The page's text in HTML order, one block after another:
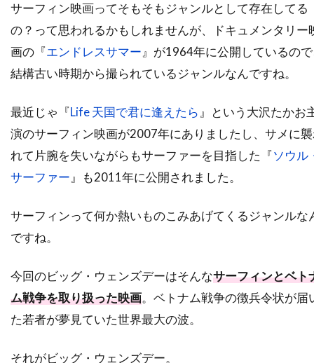
スヴェン・ニクヴィスト
スーザン・カートソニス
スーザン・サランドン
スーザン・ミスナー
スーザン・モントフォード
スージー・カーツ
スー・アームストロング
ズハイル・ハダド
ズラッコ・ブリッチ
ズーイー・デシャネル
セシリー・キャロル
セス・アーネット
セス・ローゲン
セルマ・スクーンメイカー
セントロポリス・エンターテインメント
ソウル・ゼインツ
ソニー・ピクチャーズ
サーフィン映画ってそもそもジャンルとして存在してる
の？って思われるかもしれませんが、ドキュメンタリー
画の『エンドレスサマー 』が1964年に公開しているの
結構古い時期から撮られているジャンルなんですね。
最近じゃ『Life 天国で君に逢えたら 』という大沢たかお
演のサーフィン映画が2007年にありましたし、サメに
れて片腕を失いながらもサーファーを目指した『ソウル
サーファー 』も2011年に公開されました。
サーフィンって何か熱いものこみあげてくるジャンルな
ですね。
今回のビッグ・ウェンズデーはそんなサーフィンとベト
ム戦争を取り扱った映画。ベトナム戦争の徴兵令状が届
た若者が夢見ていた世界最大の波。
それがビッグ・ウェンズデー。